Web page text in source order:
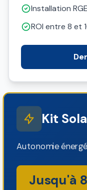
Installation
ROI entre 8 et
Kit
Autonomie
Jusqu'à